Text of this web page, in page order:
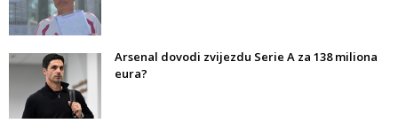
Arsenal dovodi zvijezdu Serie A za 138 miliona
eura?